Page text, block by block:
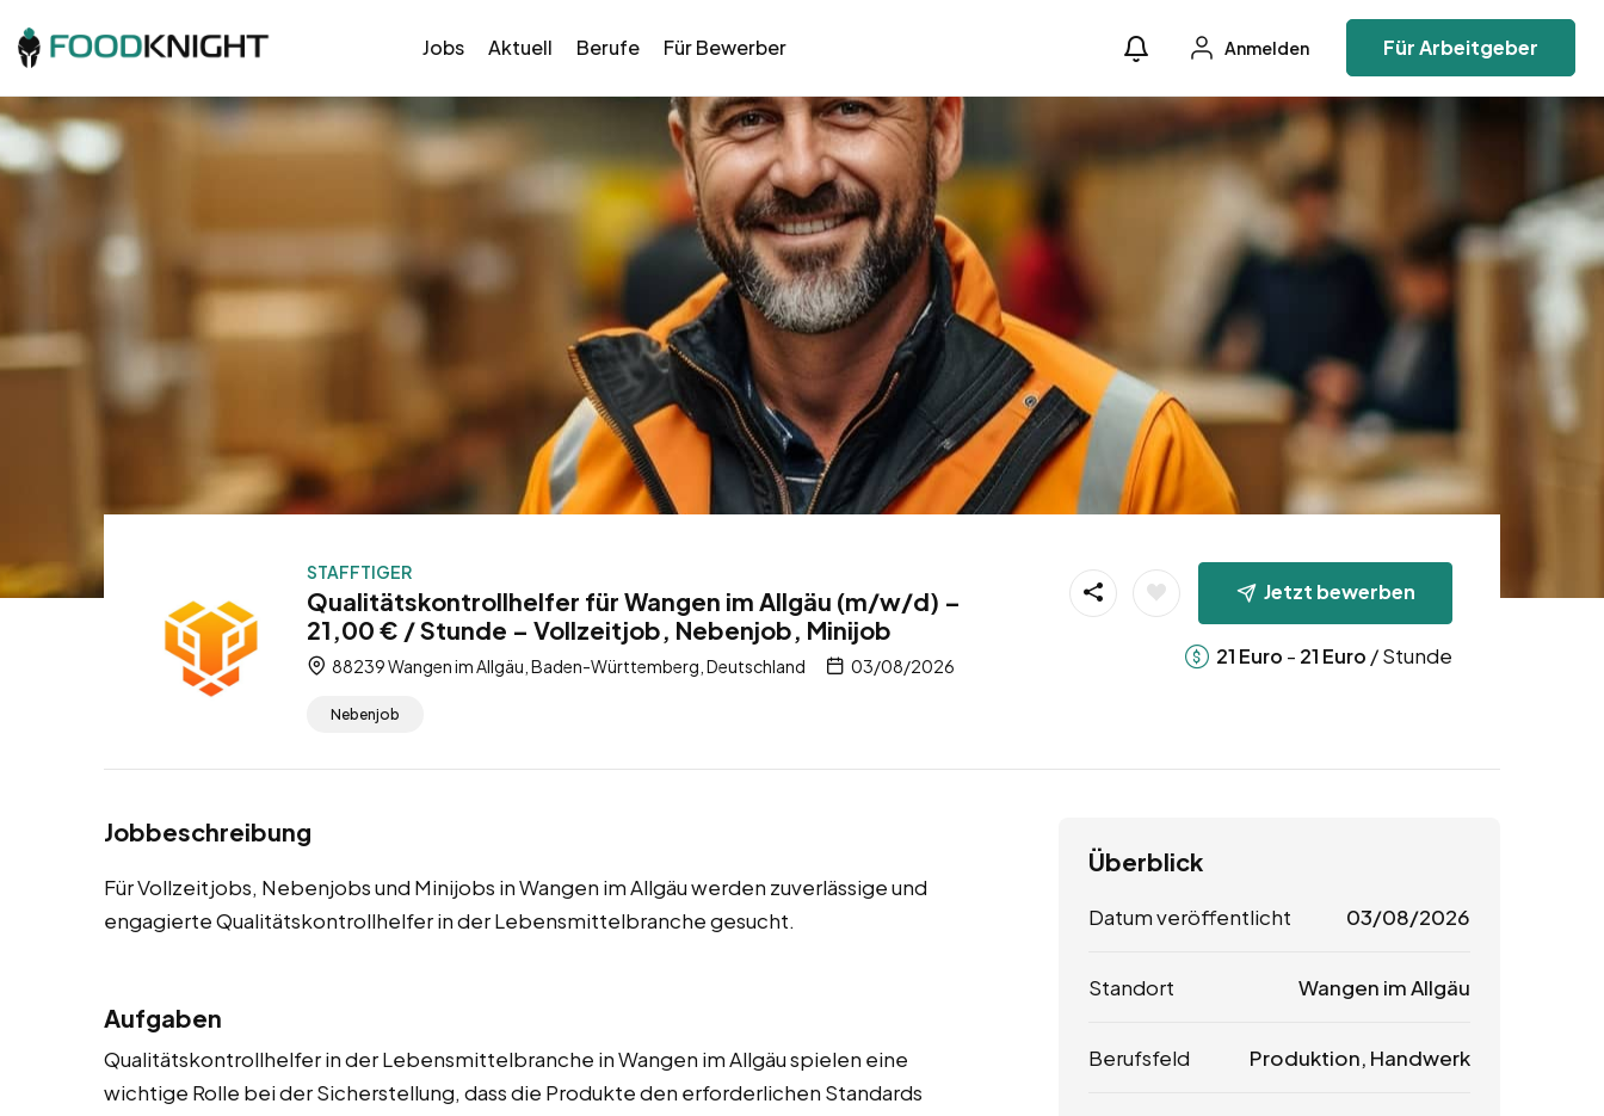
Jobs Aktuell Berufe Für Bewerber Anmelden Für Arbeitgeber
STAFFTIGER
Qualitätskontrollhelfer für Wangen im Allgäu (m/w/d) –
21,00 € / Stunde – Vollzeitjob, Nebenjob, Minijob
88239 Wangen im Allgäu, Baden-Württemberg, Deutschland 03/08/2026
Nebenjob
Jetzt bewerben
21 Euro - 21 Euro / Stunde
Jobbeschreibung
Für Vollzeitjobs, Nebenjobs und Minijobs in Wangen im Allgäu werden zuverlässige und
engagierte Qualitätskontrollhelfer in der Lebensmittelbranche gesucht.
Aufgaben
Qualitätskontrollhelfer in der Lebensmittelbranche in Wangen im Allgäu spielen eine
wichtige Rolle bei der Sicherstellung, dass die Produkte den erforderlichen Standards
Überblick
Datum veröffentlicht 03/08/2026
Standort Wangen im Allgäu
Berufsfeld Produktion, Handwerk